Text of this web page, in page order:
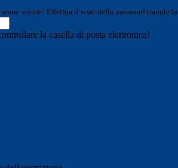
utente? Effettua il reset della password tramite la
la casella di posta elettronica!